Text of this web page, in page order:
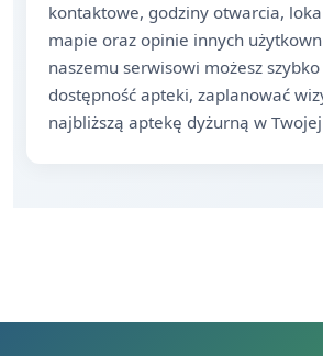
kontaktowe, godziny otwarcia,
mapie oraz opinie innych
naszemu serwisowi możesz
dostępność apteki, zaplanować
najbliższą aptekę dyżurną w